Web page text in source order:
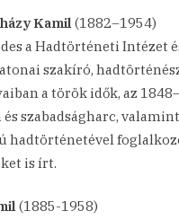
Kamil (1882–1954)
a Hadtörténeti Intézet
szakíró,
a török idők, az
szabadságharc, valamint
hadtörténetével
is írt.
(1885-1958)